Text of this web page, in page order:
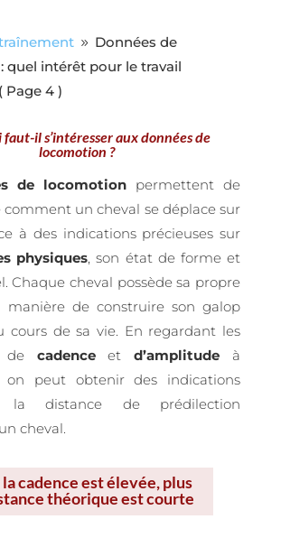
9 Données de
quel intérêt pour le travail
( Page 4 )
faut-il s’intéresser aux données de
locomotion ?
de locomotion permettent de
un cheval se déplace sur
à des indications précieuses sur
physiques , son état de forme et
Chaque cheval possède sa propre
manière de construire son galop
cours de sa vie. En regardant les
de cadenceetd’amplitude à
on peut obtenir des indications
la distance de prédilection
cheval.
la cadence est élevée, plus
théorique est courte